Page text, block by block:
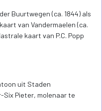
Buurtwegen (ca. 1844) als
van Vandermaelen (ca.
kaart van P.C. Popp
uit Staden
Six Pieter, molenaar te